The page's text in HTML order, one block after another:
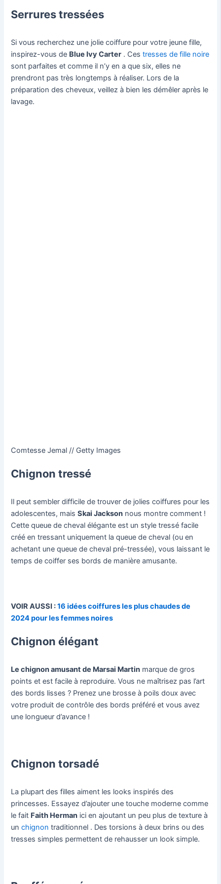
Serrures tressées
Si vous recherchez une jolie coiffure pour votre jeune fille,
inspirez-vous de Blue Ivy Carter . Cestresses de fille noire
sont parfaites et comme il n’y en a que six, elles ne
prendront pas très longtemps à réaliser. Lors de la
préparation des cheveux, veillez à bien les démêler après le
lavage.
Comtesse Jemal // Getty Images
Chignon tressé
Il peut sembler difficile de trouver de jolies coiffures pour les
adolescentes, maisSkai Jackson nous montre comment !
Cette queue de cheval élégante est un style tressé facile
créé en tressant uniquement la queue de cheval (ou en
achetant une queue de cheval pré-tressée), vous laissant le
temps de coiffer ses bords de manière amusante.
VOIR AUSSI :16 idées coiffures les plus chaudes de
2024 pour les femmes noires
Chignon élégant
Le chignon amusant de Marsai Martin marque de gros
points et est facile à reproduire. Vous ne maîtrisez pas l’art
des bords lisses ? Prenez une brosse à poils doux avec
votre produit de contrôle des bords préféré et vous avez
une longueur d’avance !
Chignon torsadé
La plupart des filles aiment les looks inspirés des
princesses. Essayez d’ajouter une touche moderne comme
le fait Faith Herman ici en ajoutant un peu plus de texture à
unchignon traditionnel . Des torsions à deux brins ou des
tresses simples permettent de rehausser un look simple.